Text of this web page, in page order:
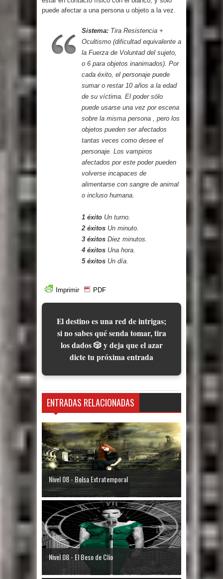
puede afectar a una persona u objeto a la vez.
Sistema: Tira Resistencia +
Ocultismo (dificul­tad equivalente a
la Fuerza de Voluntad del sujeto,
o 6 para objetos inanimados). Por
cada éxito, el personaje puede
sumar o restar 10 años a la edad
de su víctima. El poder sólo
puede usarse una vez por escena
sobre la misma persona , pero los
objetos pueden ser afectados
tantas veces como desee el
personaje. Los vampiros
afectados por este poder pueden
volverse incapaces de
alimentarse con sangre de animal
o incluso humana.
1 éxito Un turno.
2 éxitos Un minuto.
3 éxitos Diez minutos.
4 éxitos Una hora.
5 éxitos Un día.
Imprimir PDF
El destino es una red de intrigas;
si no sabes qué senda tomar, tira
los dados 🎲 y deja que el azar
dicte tu próxima entrada
ENTRADAS RELACIONADAS
Nivel 08 - Bolsa Extratemporal
Nivel 08 - El Beso de Clío